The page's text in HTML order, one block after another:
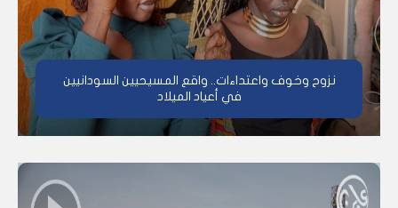
نزوح وخوف واعتداءات.. واقع المسيحيين السودانيين
في أعياد الميلاد